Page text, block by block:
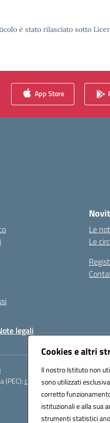
Cookies e altri
Il nostro Istituto non
sono utilizzati
corretto
istituzionali e alla sua
strumenti statistici
è stato rilasciato sotto
App Store
Le
Le
legali
(PEC):